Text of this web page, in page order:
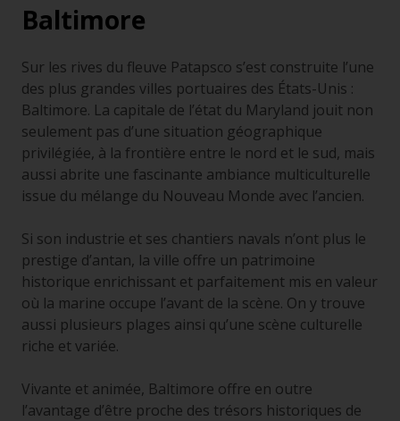
Baltimore
Sur les rives du fleuve Patapsco s’est construite l’une
des plus grandes villes portuaires des États-Unis :
Baltimore. La capitale de l’état du Maryland jouit non
seulement pas d’une situation géographique
privilégiée, à la frontière entre le nord et le sud, mais
aussi abrite une fascinante ambiance multiculturelle
issue du mélange du Nouveau Monde avec l’ancien.
Si son industrie et ses chantiers navals n’ont plus le
prestige d’antan, la ville offre un patrimoine
historique enrichissant et parfaitement mis en valeur
où la marine occupe l’avant de la scène. On y trouve
aussi plusieurs plages ainsi qu’une scène culturelle
riche et variée.
Vivante et animée, Baltimore offre en outre
l’avantage d’être proche des trésors historiques de